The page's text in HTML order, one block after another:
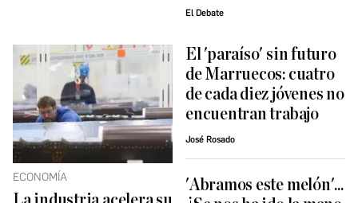
El Debate
ECONOMÍA
El 'paraíso' sin futuro
de Marruecos: cuatro
de cada diez jóvenes no
encuentran trabajo
José Rosado
'Abramos este melón'...